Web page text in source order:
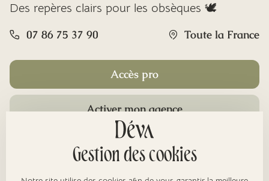
Des repères clairs pour les obsèques 🕊️
07 86 75 37 90 Toute la France
Accès pro
Activer mon agence
Gestion des cookies